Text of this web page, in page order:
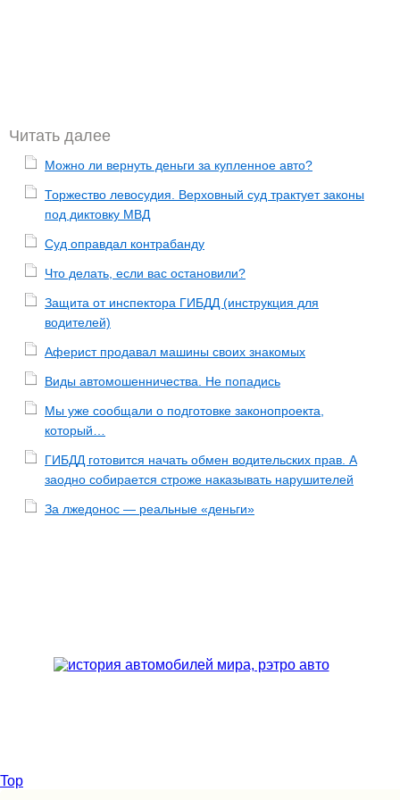
Читать далее
Можно ли вернуть деньги за купленное авто?
Торжество левосудия. Верховный суд трактует законы
под диктовку МВД
Суд оправдал контрабанду
Что делать, если вас остановили?
Защита от инспектора ГИБДД (инструкция для
водителей)
Аферист продавал машины своих знакомых
Виды автомошенничества. Не попадись
Мы уже сообщали о подготовке законопроекта,
который…
ГИБДД готовится начать обмен водительских прав. А
заодно собирается строже наказывать нарушителей
За лжедонос — реальные «деньги»
Top